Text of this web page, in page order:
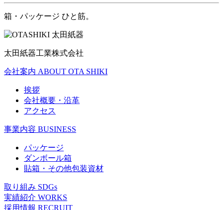
箱・パッケージ ひと筋。
太田紙器工業株式会社
会社案内 ABOUT OTA SHIKI
挨拶
会社概要・沿革
アクセス
事業内容 BUSINESS
パッケージ
ダンボール箱
貼箱・その他包装資材
取り組み SDGs
実績紹介 WORKS
採用情報 RECRUIT